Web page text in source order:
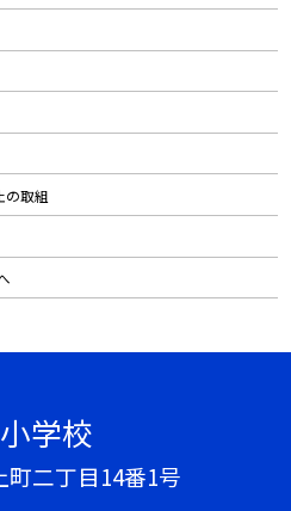
の取組
学校
二丁目14番1号